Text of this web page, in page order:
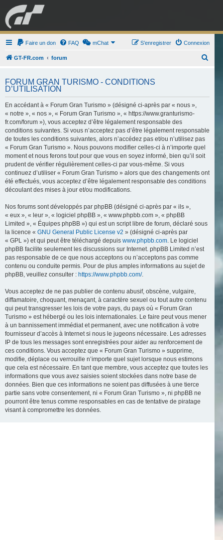
GRAN TURISMO FORUM
ESPORT BOUTIQUE
Faire un don FAQ mChat Connexion
S’enregistrer
GT-FR.com forum
FORUM GRAN TURISMO - CONDITIONS
D’UTILISATION
En accédant à « Forum Gran Turismo » (désigné ci-après par « nous »,
« notre », « nos », « Forum Gran Turismo », « https://www.granturismo-
fr.com/forum »), vous acceptez d’être légalement responsable des
conditions suivantes. Si vous n’acceptez pas d’être légalement responsable
de toutes les conditions suivantes, alors n’accédez pas et/ou n’utilisez pas
« Forum Gran Turismo ». Nous pouvons modifier celles-ci à n’importe quel
moment et nous ferons tout pour que vous en soyez informé, bien qu’il soit
prudent de vérifier régulièrement celles-ci par vous-même. Si vous
continuez d’utiliser « Forum Gran Turismo » alors que des changements ont
été effectués, vous acceptez d’être légalement responsable des conditions
découlant des mises à jour et/ou modifications.
Nos forums sont développés par phpBB (désigné ci-après par « ils »,
« eux », « leur », « logiciel phpBB », « www.phpbb.com », « phpBB
Limited », « Équipes phpBB ») qui est un script libre de forum, déclaré sous
la licence « GNU General Public License v2 » (désigné ci-après par
« GPL ») et qui peut être téléchargé depuis www.phpbb.com. Le logiciel
phpBB facilite seulement les discussions sur Internet. phpBB Limited n’est
pas responsable de ce que nous acceptons ou n’acceptons pas comme
contenu ou conduite permis. Pour de plus amples informations au sujet de
phpBB, veuillez consulter : https://www.phpbb.com/.
Vous acceptez de ne pas publier de contenu abusif, obscène, vulgaire,
diffamatoire, choquant, menaçant, à caractère sexuel ou tout autre contenu
qui peut transgresser les lois de votre pays, du pays où « Forum Gran
Turismo » est hébergé ou les lois internationales. Le faire peut vous mener
à un bannissement immédiat et permanent, avec une notification à votre
fournisseur d’accès à Internet si nous le jugeons nécessaire. Les adresses
IP de tous les messages sont enregistrées pour aider au renforcement de
ces conditions. Vous acceptez que « Forum Gran Turismo » supprime,
modifie, déplace ou verrouille n’importe quel sujet lorsque nous estimons
que cela est nécessaire. En tant que membre, vous acceptez que toutes les
informations que vous avez saisies soient stockées dans notre base de
données. Bien que ces informations ne soient pas diffusées à une tierce
partie sans votre consentement, ni « Forum Gran Turismo », ni phpBB ne
pourront être tenus comme responsables en cas de tentative de piratage
visant à compromettre les données.